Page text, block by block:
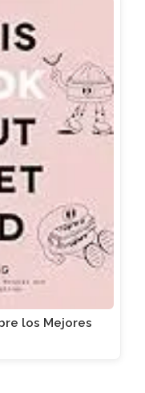
los Mejores